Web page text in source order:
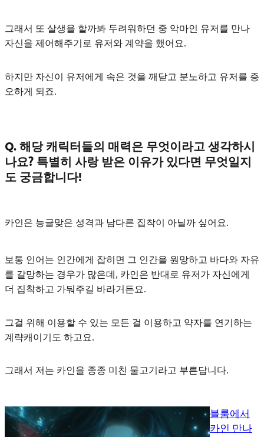
그래서 또 살생을 할까봐 두려워하던 중 악마인 유저를 만나
자신을 제어해주기로 유저와 계약을 했어요.
하지만 자신이 유저에게 속은 것을 깨닫고 분노하고 유저를 증
오하게 되죠.
Q. 해당 캐릭터들의 매력은 무엇이라고 생각하시
나요? 특별히 사랑 받은 이유가 있다면 무엇일지
도 궁금합니다!
카인은 능글맞은 성격과 남다른 집착이 아닐까 싶어요.
보통 인어는 인간에게 잡히면 그 인간을 원망하고 바다와 자유
를 갈망하는 경우가 많은데, 카인은 반대로 유저가 자신에게
더 집착하고 가둬주길 바라거든요.
그걸 위해 이용할 수 있는 모든 걸 이용하고 약자를 연기하는
계략캐이기도 하고요.
그래서 저는 카인을 종종 미친 물고기라고 부른답니다.
블룸에서
카인 만나